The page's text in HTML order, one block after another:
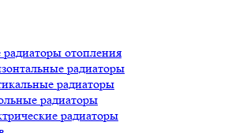
радиаторы отопления
радиаторы
радиаторы
радиаторы
радиаторы